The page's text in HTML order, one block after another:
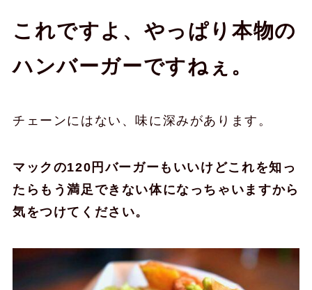
これですよ、やっぱり本物の
ハンバーガーですねぇ。
チェーンにはない、味に深みがあります。
マックの120円バーガーもいいけどこれを知っ
たらもう満足できない体になっちゃいますから
気をつけてください。